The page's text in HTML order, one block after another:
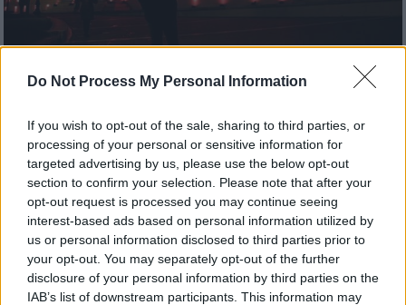
Do Not Process My Personal Information
If you wish to opt-out of the sale, sharing to third parties, or
processing of your personal or sensitive information for
targeted advertising by us, please use the below opt-out
section to confirm your selection. Please note that after your
opt-out request is processed you may continue seeing
interest-based ads based on personal information utilized by
us or personal information disclosed to third parties prior to
your opt-out. You may separately opt-out of the further
disclosure of your personal information by third parties on the
IAB’s list of downstream participants. This information may
Ημέρα AIDS: 38 εκατ. ζουν με τον HIV
παγκοσμίως - Όσα πρέπει να γνωρίζουμε
Παγκόσμια Ημέρα AIDS η 1η Δεκεμβρίου και
αυτή του 2020 έχει ξεχωριστή σημασία όταν
ο κόσμος ολόκληρος βρίσκεται στη σκιά
μιας σχεδόν ανεξέλεγκτης πανδημίας,
εκείνης του κορονοϊού